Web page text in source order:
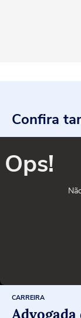
Confira
Ops!
CARREIRA